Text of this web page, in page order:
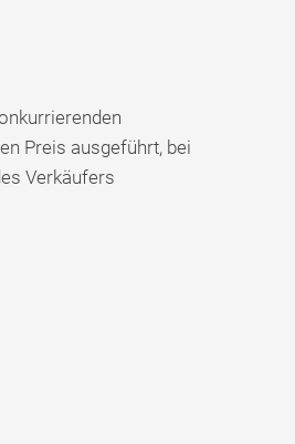
Preis ausgeführt, bei
Verkäufers